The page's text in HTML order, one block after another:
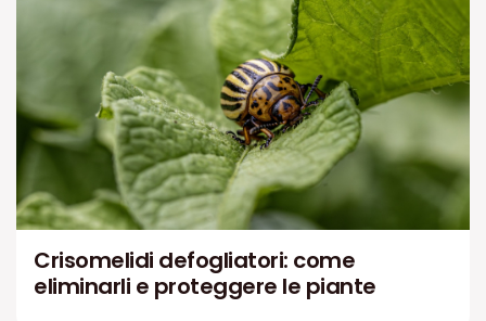
Crisomelidi defogliatori: come
eliminarli e proteggere le piante